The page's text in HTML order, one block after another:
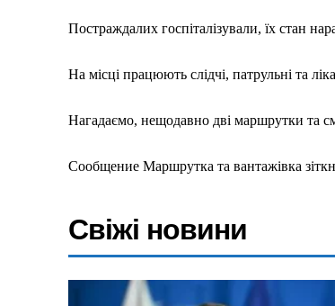
Політика
Технології
Постраждалих госпіталізували, їх стан
На місці працюють слідчі, патрульні та
Нагадаємо, нещодавно дві маршрутки та
Сообщение Маршрутка та вантажівка
Свіжі новини